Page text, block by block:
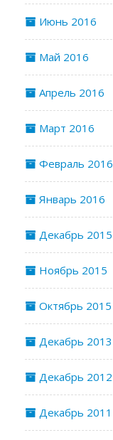
Июнь 2016
Май 2016
Апрель 2016
Март 2016
Февраль 2016
Январь 2016
Декабрь 2015
Ноябрь 2015
Октябрь 2015
Декабрь 2013
Декабрь 2012
Декабрь 2011